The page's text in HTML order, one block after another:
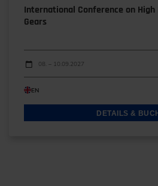
International Conference on
Gears
Durchführungen
Veranstaltungsdatum
08. – 10.09.2027
EN
DETAILS &